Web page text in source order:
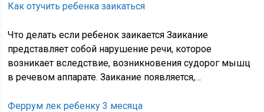
Как отучить ребенка заикаться
Что делать если ребенок заикается Заикание
представляет собой нарушение речи, которое
возникает вследствие, возникновения судорог мышц
в речевом аппарате. Заикание появляется,…
Феррум лек ребенку 3 месяца